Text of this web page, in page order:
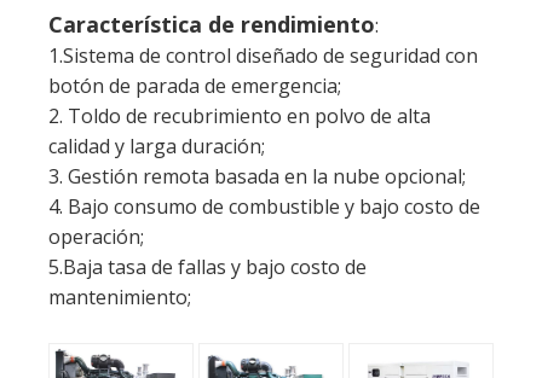
Característica de rendimiento:
1.Sistema de control diseñado de seguridad con
botón de parada de emergencia;
2. Toldo de recubrimiento en polvo de alta
calidad y larga duración;
3. Gestión remota basada en la nube opcional;
4. Bajo consumo de combustible y bajo costo de
operación;
5.Baja tasa de fallas y bajo costo de
mantenimiento;